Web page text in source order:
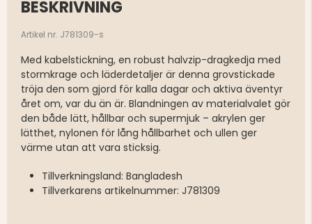
BESKRIVNING
Artikel nr. J781309-s
Med kabelstickning, en robust halvzip-dragkedja med
stormkrage och läderdetaljer är denna grovstickade
tröja den som gjord för kalla dagar och aktiva äventyr
året om, var du än är. Blandningen av materialvalet gör
den både lätt, hållbar och supermjuk – akrylen ger
lätthet, nylonen för lång hållbarhet och ullen ger
värme utan att vara sticksig.
Tillverkningsland: Bangladesh
Tillverkarens artikelnummer: J781309